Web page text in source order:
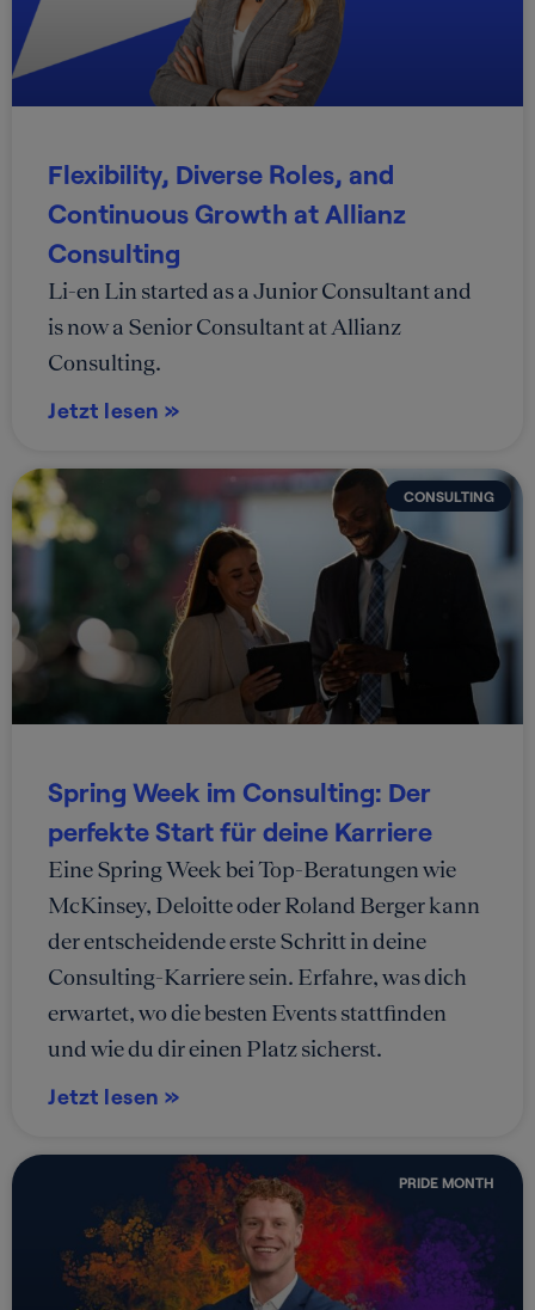
Flexibility, Diverse Roles, and
Continuous Growth at Allianz
Consulting
Li-en Lin started as a Junior Consultant and
is now a Senior Consultant at Allianz
Consulting.
Jetzt lesen »
CONSULTING
Spring Week im Consulting: Der
perfekte Start für deine Karriere
Eine Spring Week bei Top-Beratungen wie
McKinsey, Deloitte oder Roland Berger kann
der entscheidende erste Schritt in deine
Consulting-Karriere sein. Erfahre, was dich
erwartet, wo die besten Events stattfinden
und wie du dir einen Platz sicherst.
Jetzt lesen »
PRIDE MONTH